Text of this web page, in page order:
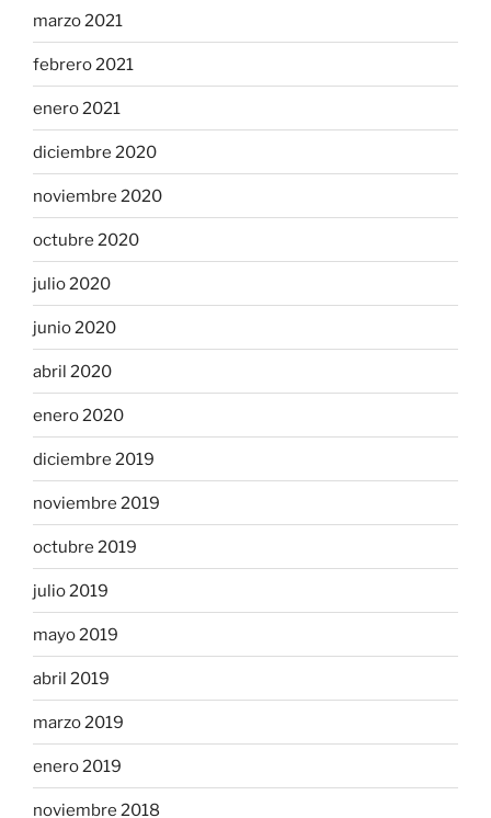
marzo 2021
febrero 2021
enero 2021
diciembre 2020
noviembre 2020
octubre 2020
julio 2020
junio 2020
abril 2020
enero 2020
diciembre 2019
noviembre 2019
octubre 2019
julio 2019
mayo 2019
abril 2019
marzo 2019
enero 2019
noviembre 2018